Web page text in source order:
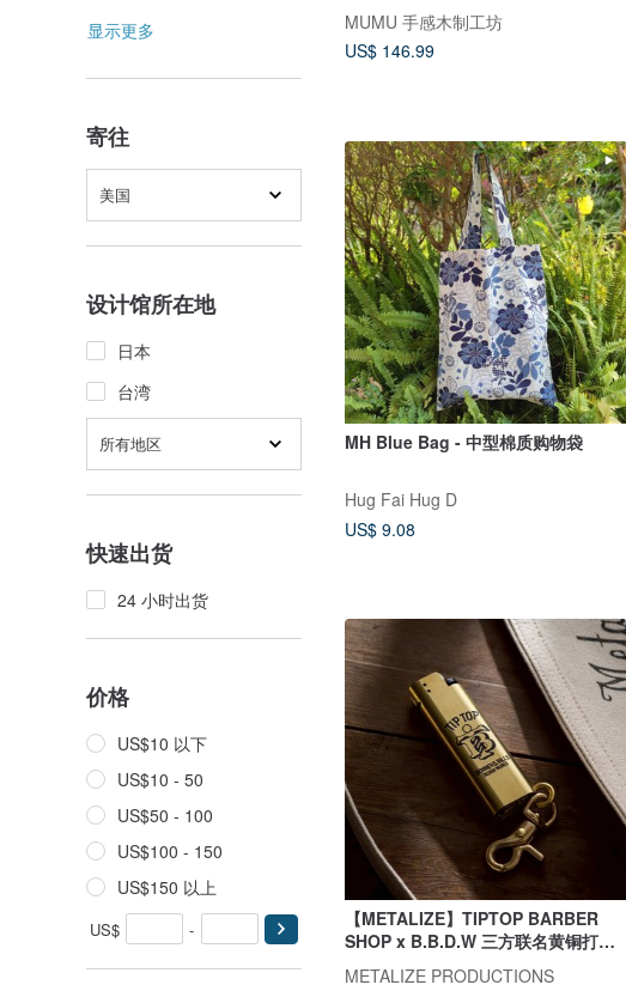
显示更多
寄往
美国
设计馆所在地
日本
台湾
所有地区
快速出货
24 小时出货
价格
US$10 以下
US$10 - 50
US$50 - 100
US$100 - 150
US$150 以上
US$ -
MUMU 手感木制工坊
US$ 146.99
MH Blue Bag - 中型棉质购物袋
Hug Fai Hug D
US$ 9.08
【METALIZE】TIPTOP BARBER
SHOP x B.B.D.W 三方联名黄铜打火
机
METALIZE PRODUCTIONS